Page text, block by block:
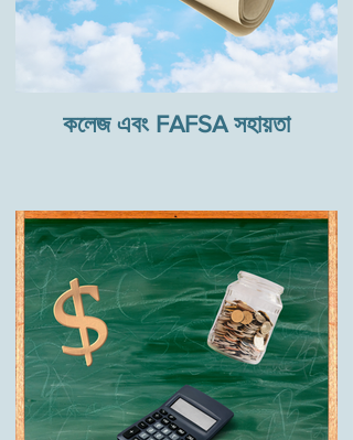
কলেজ এবং FAFSA সহায়তা